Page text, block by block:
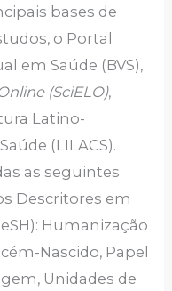
bases de
o Portal
em Saúde (BVS),
(SciELO),
Latino-
(LILACS).
as seguintes
Descritores em
Humanização
Nascido, Papel
Unidades de